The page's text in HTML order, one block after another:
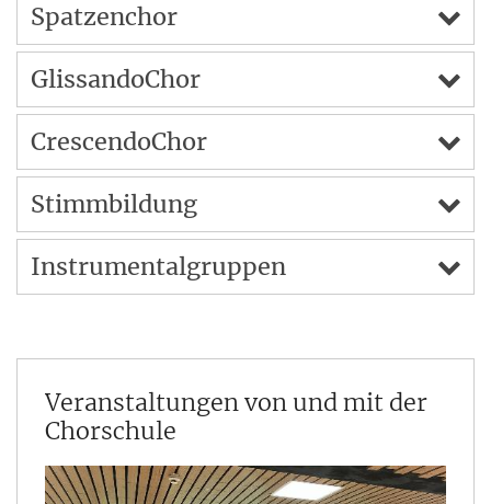
Spatzenchor
GlissandoChor
CrescendoChor
Stimmbildung
Instrumentalgruppen
Veranstaltungen von und mit der
Chorschule